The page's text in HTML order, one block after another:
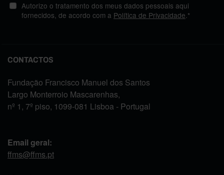
Autorizo o tratamento dos meus dados pessoais aqui
fornecidos, de acordo com a Política de Privacidade.*
CONTACTOS
Fundação Francisco Manuel dos Santos
Largo Monterroio Mascarenhas,
nº 1, 7º piso, 1099-081 Lisboa - Portugal
Email geral:
ffms@ffms.pt